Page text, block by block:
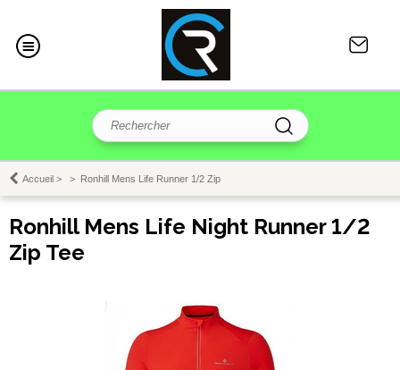
Accueil > > Ronhill Mens Life Runner 1/2 Zip
Ronhill Mens Life Night Runner 1/2
Zip Tee